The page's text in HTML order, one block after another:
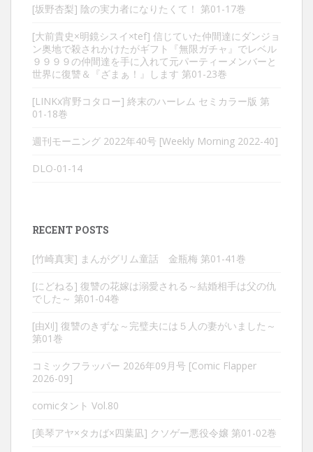
[坂野杏梨] 陰の実力者になりたくて！ 第01-17巻
[大前貴史×明鏡シスイ×tef] 信じていた仲間達にダンジョ
ン奥地で殺されかけたがギフト『無限ガチャ』でレベル
９９９９の仲間達を手に入れて元パーティーメンバーと
世界に復讐＆『ざまぁ！』します 第01-23巻
[LINKx宵野コタロー] 終末のハーレム セミカラー版 第
01-18巻
週刊モーニング 2022年40号 [Weekly Morning 2022-40]
DLO-01-14
RECENT POSTS
[竹崎真実] まんがグリム童話 金瓶梅 第01-41巻
[にどねる] 復讐の花嫁は溺愛される～結婚相手は父の仇
でした～ 第01-04巻
[由刈] 復讐のきずな～完璧夫には５人の妻がいました～
第01巻
コミックフラッパー 2026年09月号 [Comic Flapper
2026-09]
comicタント Vol.80
[美琴アヤ×タカば×四葉凪] クソゲー悪役令嬢 第01-02巻